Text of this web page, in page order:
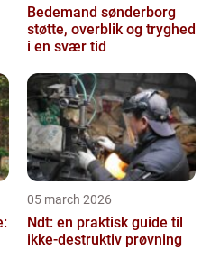
Bedemand sønderborg
støtte, overblik og tryghed
i en svær tid
05 march 2026
Ndt: en praktisk guide til
ikke-destruktiv prøvning